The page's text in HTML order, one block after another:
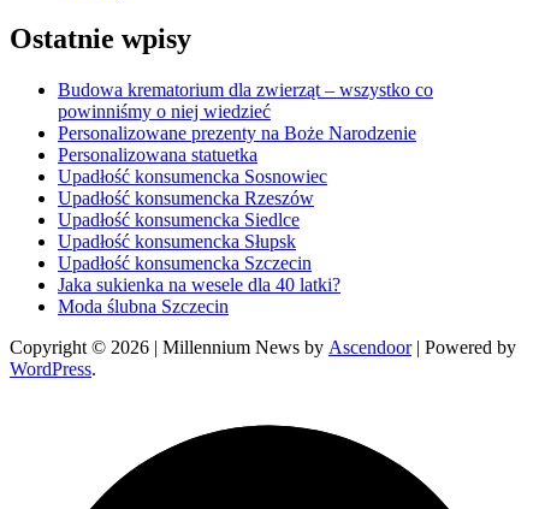
Ostatnie wpisy
Budowa krematorium dla zwierząt – wszystko co
powinniśmy o niej wiedzieć
Personalizowane prezenty na Boże Narodzenie
Personalizowana statuetka
Upadłość konsumencka Sosnowiec
Upadłość konsumencka Rzeszów
Upadłość konsumencka Siedlce
Upadłość konsumencka Słupsk
Upadłość konsumencka Szczecin
Jaka sukienka na wesele dla 40 latki?
Moda ślubna Szczecin
Copyright © 2026 | Millennium News by Ascendoor| Powered by
WordPress.